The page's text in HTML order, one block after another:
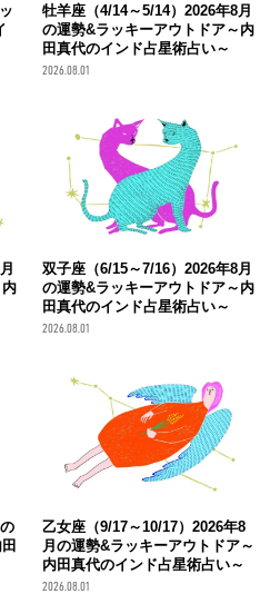
牡羊座（4/14～5/14）2026年8月
の運勢&ラッキーアウトドア～内
田真代のインド占星術占い～
2026.08.01
双子座（6/15～7/16）2026年8月
の運勢&ラッキーアウトドア～内
田真代のインド占星術占い～
2026.08.01
乙女座（9/17～10/17）2026年8
月の運勢&ラッキーアウトドア～
内田真代のインド占星術占い～
2026.08.01